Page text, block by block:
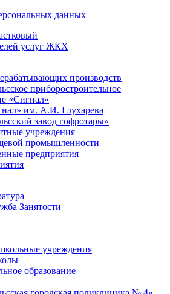
данных
производств
приборостроительное
«Сигнал»
им. А.И. Глухарева
завод гофротары»
учреждения
промышленности
предприятия
учреждения
образование